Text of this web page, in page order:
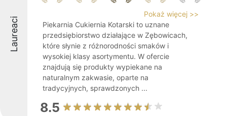
Laureaci
Pokaż więcej >>
Piekarnia Cukiernia Kotarski to uznane
przedsiębiorstwo działające w Zębowicach,
które słynie z różnorodności smaków i
wysokiej klasy asortymentu. W ofercie
znajdują się produkty wypiekane na
naturalnym zakwasie, oparte na
tradycyjnych, sprawdzonych ...
8.5